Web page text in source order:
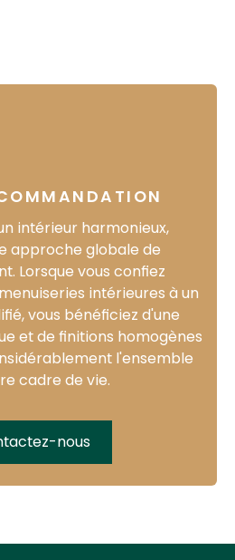
intérieur harmonieux,
approche globale de
Lorsque vous confiez
menuiseries intérieures à un
vous bénéficiez d'une
et de finitions homogènes
l'ensemble
cadre de vie.
nous